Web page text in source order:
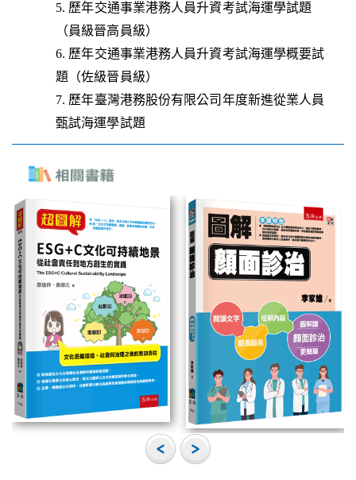
5. 歷年交通事業港務人員升資考試海運學試題
（員級晉高員級）
6. 歷年交通事業港務人員升資考試海運學概要試
題（佐級晉員級）
7. 歷年臺灣港務股份有限公司年度新進從業人員
甄試海運學試題